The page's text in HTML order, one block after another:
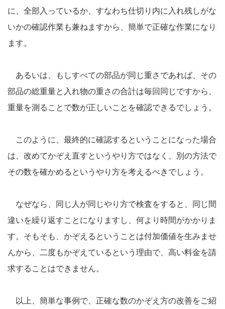
に、全部入っているか、すなわち仕切り内に入れ残しがな
いかの確認作業も兼ねますから、簡単で正確な作業になり
ます。
あるいは、もしすべての部品が同じ重さであれば、その
部品の総重量と入れ物の重さの合計は毎回同じですから、
重量を測ることで数が正しいことを確認できるでしょう。
このように、最終的に確認するということになった場合
は、改めてかぞえ直すというやり方ではなく、別の方法で
その数を確かめるというやり方を考えるべきでしょう。
なぜなら、同じ人が同じやり方で検査をすると、同じ間
違いを繰り返すことになりますし、何より時間がかかりま
す。そもそも、かぞえるということは付加価値を生みませ
んから、二度もかぞえているという理由で、高い料金を請
求することはできません。
以上、簡単な事例で、正確な数のかぞえ方の改善をご紹